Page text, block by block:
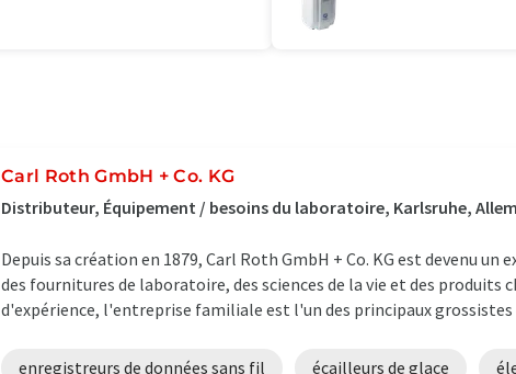
Carl Roth GmbH + Co. KG
Distributeur, Équipement / besoins du laboratoire, Karlsruhe,
Depuis sa création en 1879, Carl Roth GmbH + Co. KG est devenu
des fournitures de laboratoire, des sciences de la vie et des produits
d'expérience, l'entreprise familiale est l'un des principaux grossistes
enregistreurs de données sans fil écailleurs de glace